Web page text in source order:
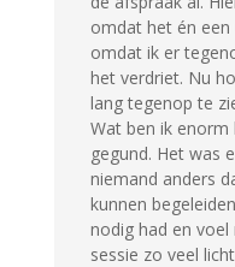
omdat het én
omdat ik er
het verdriet. Nu
lang tegenop te
Wat ben ik
gegund. Het was
niemand anders
kunnen
nodig had en
sessie zo veel